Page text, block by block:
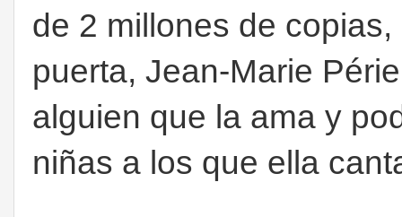
de 2 millones de
puerta, Jean-Marie
alguien que la ama y
niñas a los que ella